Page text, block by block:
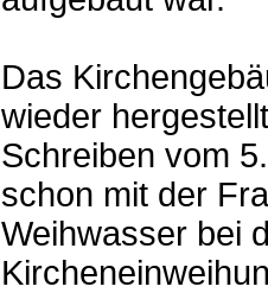
Das
wieder
Schreiben vom
schon mit der
Weihwasser bei